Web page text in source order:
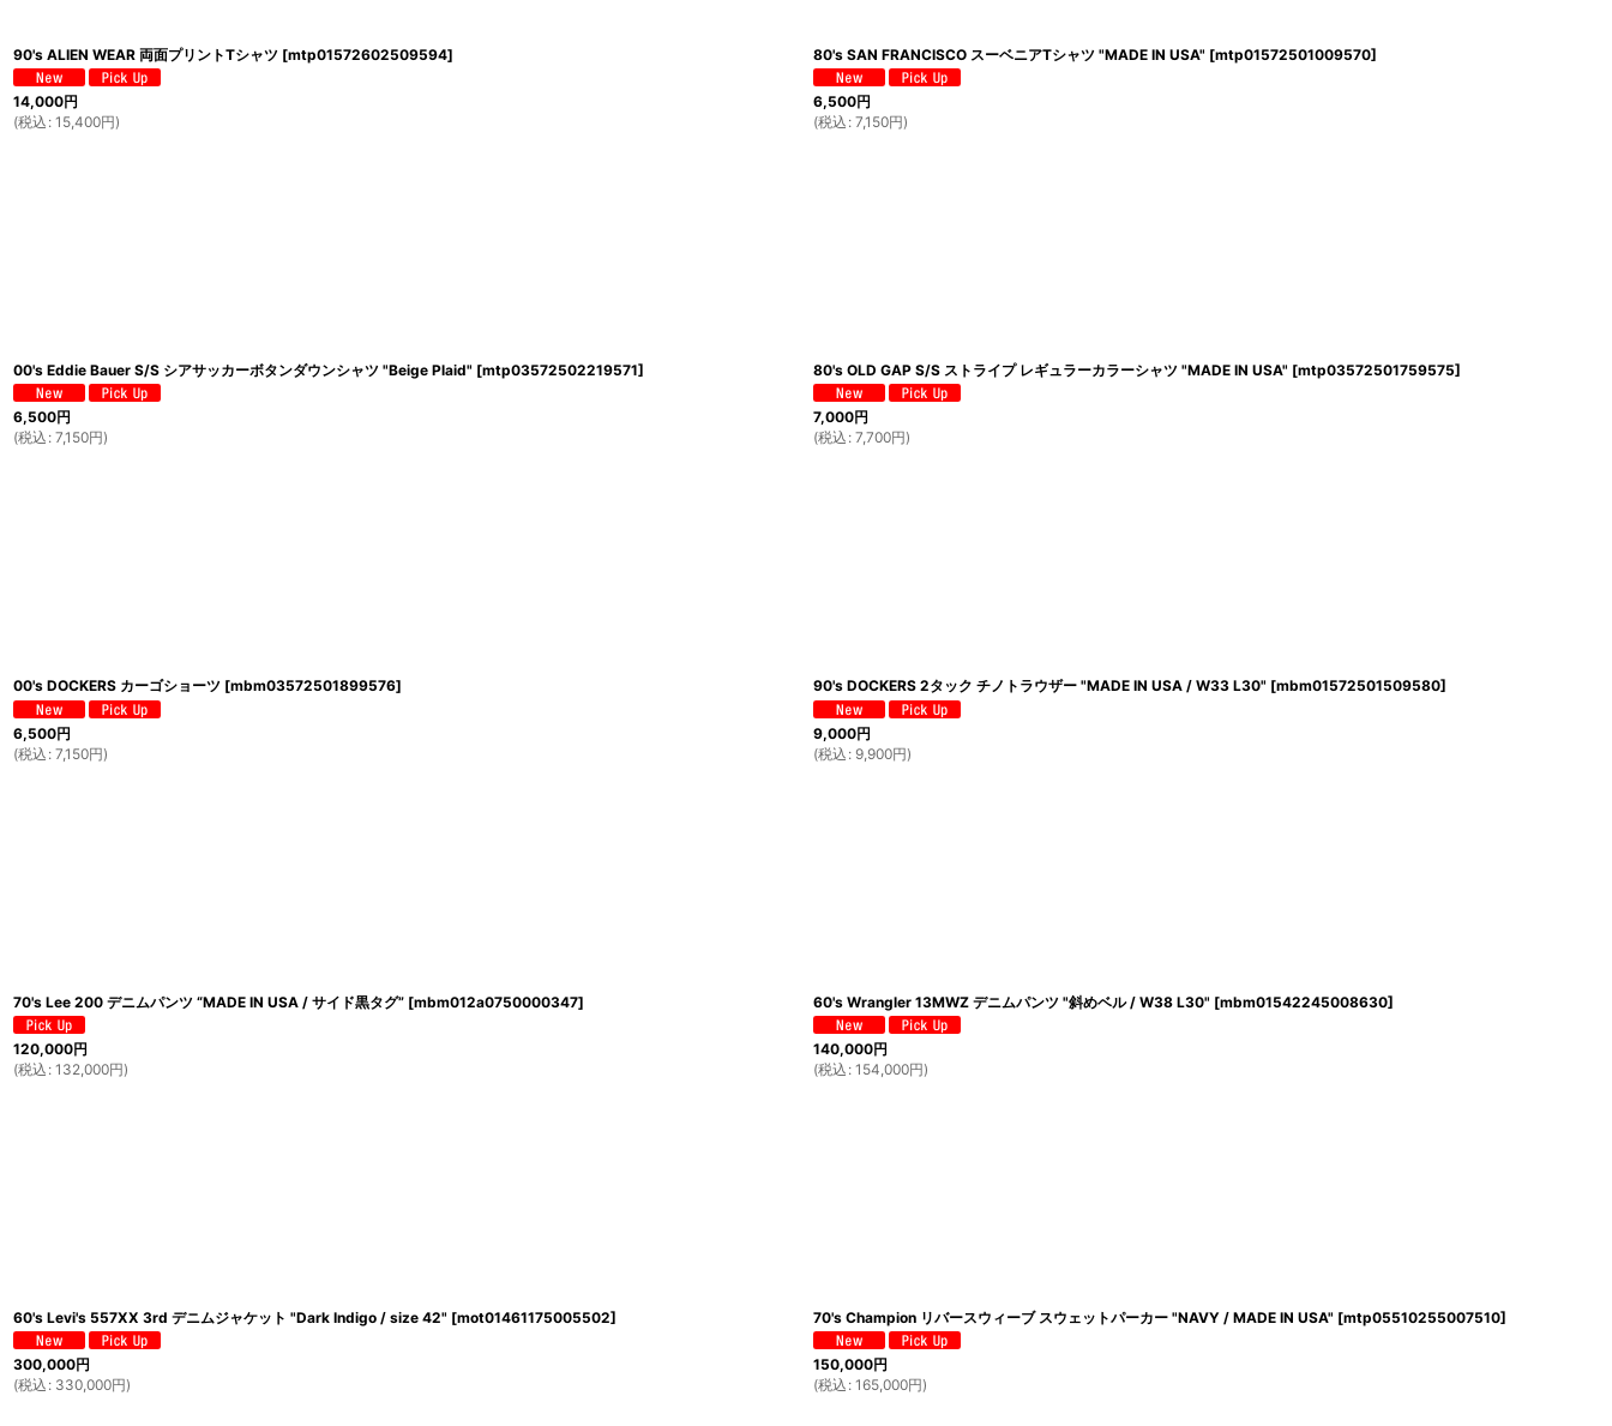
90's ALIEN WEAR 両面プリントTシャツ [mtp01572602509594]
14,000円
(税込 : 15,400円)
80's SAN FRANCISCO スーベニアTシャツ "MADE IN USA" [mtp01572501009570]
6,500円
(税込 : 7,150円)
00's Eddie Bauer S/S シアサッカーボタンダウンシャツ "Beige Plaid" [mtp03572502219571]
6,500円
(税込 : 7,150円)
80's OLD GAP S/S ストライプ レギュラーカラーシャツ "MADE IN USA" [mtp03572501759575]
7,000円
(税込 : 7,700円)
00's DOCKERS カーゴショーツ [mbm03572501899576]
6,500円
(税込 : 7,150円)
90's DOCKERS 2タック チノトラウザー "MADE IN USA / W33 L30" [mbm01572501509580]
9,000円
(税込 : 9,900円)
70's Lee 200 デニムパンツ “MADE IN USA / サイド黒タグ” [mbm012a0750000347]
120,000円
(税込 : 132,000円)
60's Wrangler 13MWZ デニムパンツ "斜めベル / W38 L30" [mbm01542245008630]
140,000円
(税込 : 154,000円)
60's Levi's 557XX 3rd デニムジャケット "Dark Indigo / size 42" [mot01461175005502]
300,000円
(税込 : 330,000円)
70's Champion リバースウィーブ スウェットパーカー "NAVY / MADE IN USA" [mtp05510255007510]
150,000円
(税込 : 165,000円)